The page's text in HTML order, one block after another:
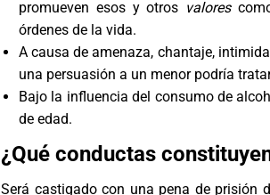
promueven esos y otros valores
órdenes de la vida.
A causa de amenaza, chantaje,
una persuasión a un menor podría
Bajo la influencia del consumo de
de edad.
¿Qué conductas
Será castigado con una pena de prisión